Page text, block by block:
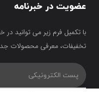
عضویت در خبرنامه
با تکمیل فرم زیر می توانید در
تخفیفات، معرفی محصولات